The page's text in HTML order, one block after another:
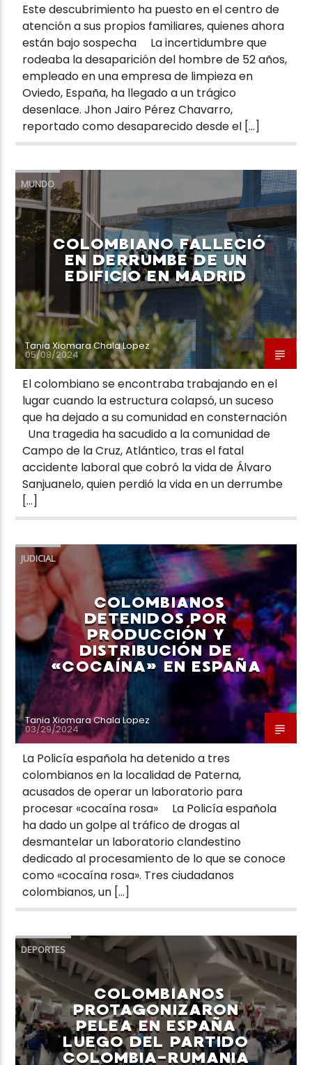
Este descubrimiento ha puesto en el centro de
atención a sus propios familiares, quienes ahora
están bajo sospecha La incertidumbre que
rodeaba la desaparición del hombre de 52 años,
empleado en una empresa de limpieza en
Oviedo, España, ha llegado a un trágico
desenlace. Jhon Jairo Pérez Chavarro,
reportado como desaparecido desde el […]
MUNDO
COLOMBIANO FALLECIÓ
EN DERRUMBE DE UN
EDIFICIO EN MADRID
Tania Xiomara Chala Lopez
05/08/2024
El colombiano se encontraba trabajando en el
lugar cuando la estructura colapsó, un suceso
que ha dejado a su comunidad en consternación
Una tragedia ha sacudido a la comunidad de
Campo de la Cruz, Atlántico, tras el fatal
accidente laboral que cobró la vida de Álvaro
Sanjuanelo, quien perdió la vida en un derrumbe
[…]
JUDICIAL
COLOMBIANOS
DETENIDOS POR
PRODUCCIÓN Y
DISTRIBUCIÓN DE
«COCAÍNA» EN ESPAÑA
Tania Xiomara Chala Lopez
03/29/2024
La Policía española ha detenido a tres
colombianos en la localidad de Paterna,
acusados de operar un laboratorio para
procesar «cocaína rosa» La Policía española
ha dado un golpe al tráfico de drogas al
desmantelar un laboratorio clandestino
dedicado al procesamiento de lo que se conoce
como «cocaína rosa». Tres ciudadanos
colombianos, un […]
DEPORTES
COLOMBIANOS
PROTAGONIZARON
PELEA EN ESPAÑA
LUEGO DEL PARTIDO
COLOMBIA-RUMANIA